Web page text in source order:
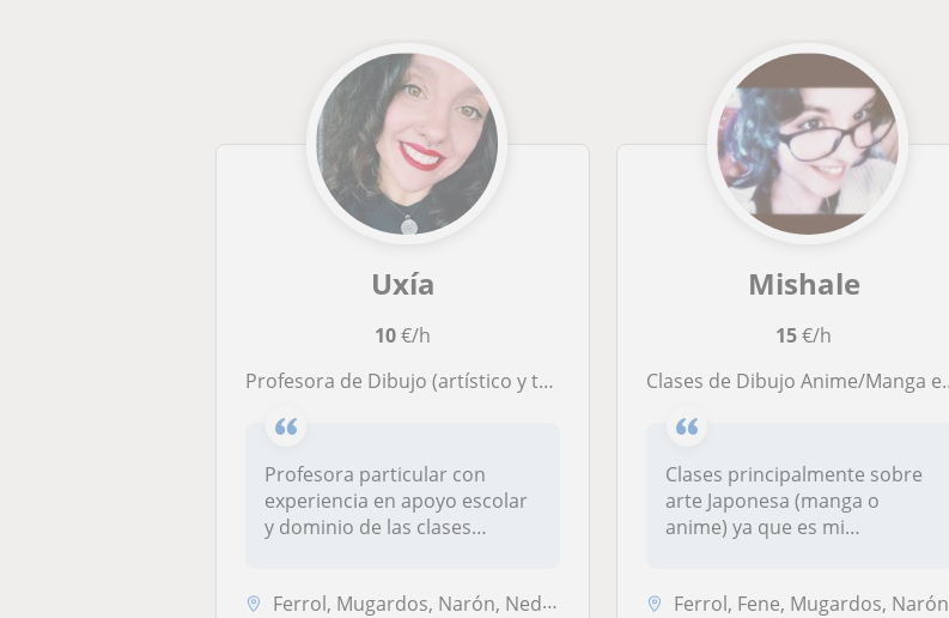
Uxía
10€/h
Profesora de Dibujo (artístico y técnico) apta para nivel Secundaria y Bachillerato
Profesora particular con
experiencia en apoyo escolar
y dominio de las clases
Ferrol, Mugardos, Narón, Neda, Ares, Fene
Mishale
15€/h
Clases de Dibujo Anime/Manga extraescolares
Clases principalmente sobre
arte Japonesa (manga o
anime) ya que es mi
Ferrol, Fene, Mugardos, Narón